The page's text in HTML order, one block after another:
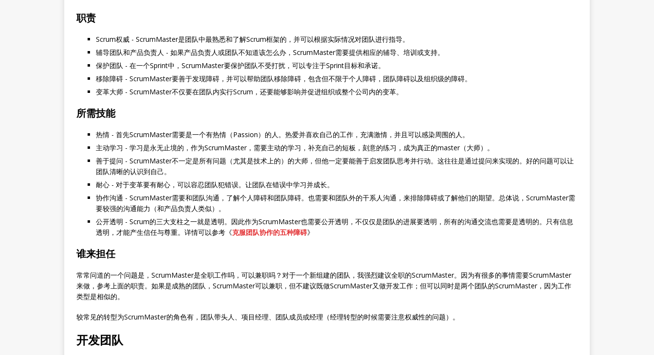
职责
Scrum权威 - ScrumMaster是团队中最熟悉和了解Scrum框架的，并可以根据实际情况对团队进行指导。
辅导团队和产品负责人 - 如果产品负责人或团队不知道该怎么办，ScrumMaster需要提供相应的辅导、培训或支持。
保护团队 - 在一个Sprint中，ScrumMaster要保护团队不受打扰，可以专注于Sprint目标和承诺。
移除障碍 - ScrumMaster要善于发现障碍，并可以帮助团队移除障碍，包含但不限于个人障碍，团队障碍以及组织级的障碍。
变革大师 - ScrumMaster不仅要在团队内实行Scrum，还要能够影响并促进组织或整个公司内的变革。
所需技能
热情 - 首先ScrumMaster需要是一个有热情（Passion）的人。热爱并喜欢自己的工作，充满激情，并且可以感染周围的人。
主动学习 - 学习是永无止境的，作为ScrumMaster，需要主动的学习，补充自己的短板，刻意的练习，成为真正的master（大师）。
善于提问 - ScrumMaster不一定是所有问题（尤其是技术上的）的大师，但他一定要能善于启发团队思考并行动。这往往是通过提问来实现的。好的问题可以让
团队清晰的认识到自己。
耐心 - 对于变革要有耐心，可以容忍团队犯错误。让团队在错误中学习并成长。
协作沟通 - ScrumMaster需要和团队沟通，了解个人障碍和团队障碍。也需要和团队外的干系人沟通，来排除障碍或了解他们的期望。总体说，ScrumMaster需
要较强的沟通能力（和产品负责人类似）。
公开透明 - Scrum的三大支柱之一就是透明。因此作为ScrumMaster也需要公开透明，不仅仅是团队的进展要透明，所有的沟通交流也需要是透明的。只有信息
透明，才能产生信任与尊重。详情可以参考《克服团队协作的五种障碍》
谁来担任
常常问道的一个问题是，ScrumMaster是全职工作吗，可以兼职吗？对于一个新组建的团队，我强烈建议全职的ScrumMaster。因为有很多的事情需要ScrumMaster
来做，参考上面的职责。如果是成熟的团队，ScrumMaster可以兼职，但不建议既做ScrumMaster又做开发工作；但可以同时是两个团队的ScrumMaster，因为工作
类型是相似的。
较常见的转型为ScrumMaster的角色有，团队带头人、项目经理、团队成员或经理（经理转型的时候需要注意权威性的问题）。
开发团队